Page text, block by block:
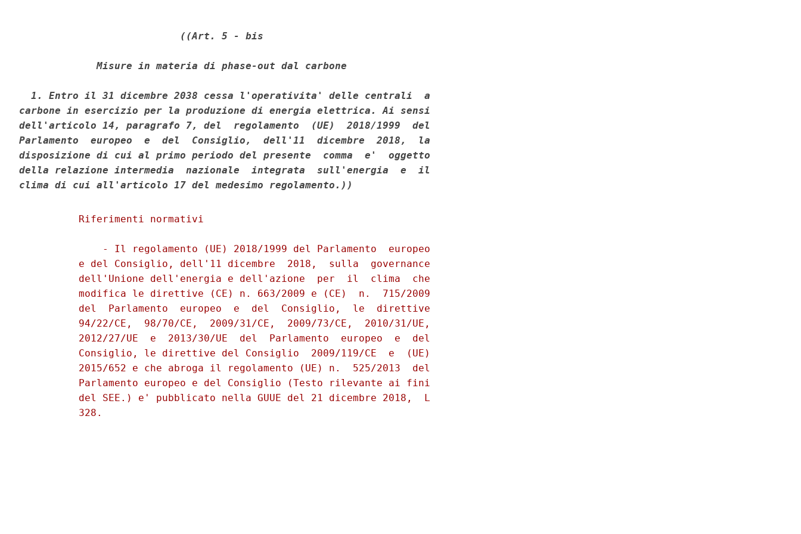
((Art. 5 - bis
             Misure in materia di phase-out dal carbone
  1. Entro il 31 dicembre 2038 cessa l'operativita' delle centrali  a
carbone in esercizio per la produzione di energia elettrica. Ai sensi
dell'articolo 14, paragrafo 7, del  regolamento  (UE)  2018/1999  del
Parlamento  europeo  e  del  Consiglio,  dell'11  dicembre  2018,  la
disposizione di cui al primo periodo del presente  comma  e'  oggetto
della relazione intermedia  nazionale  integrata  sull'energia  e  il
clima di cui all'articolo 17 del medesimo regolamento.))
          Riferimenti normativi
              - Il regolamento (UE) 2018/1999 del Parlamento  europeo
          e del Consiglio, dell'11 dicembre  2018,  sulla  governance
          dell'Unione dell'energia e dell'azione  per  il  clima  che
          modifica le direttive (CE) n. 663/2009 e (CE)  n.  715/2009
          del  Parlamento  europeo  e  del  Consiglio,  le  direttive
          94/22/CE,  98/70/CE,  2009/31/CE,  2009/73/CE,  2010/31/UE,
          2012/27/UE  e  2013/30/UE  del  Parlamento  europeo  e  del
          Consiglio, le direttive del Consiglio  2009/119/CE  e  (UE)
          2015/652 e che abroga il regolamento (UE) n.  525/2013  del
          Parlamento europeo e del Consiglio (Testo rilevante ai fini
          del SEE.) e' pubblicato nella GUUE del 21 dicembre 2018,  L